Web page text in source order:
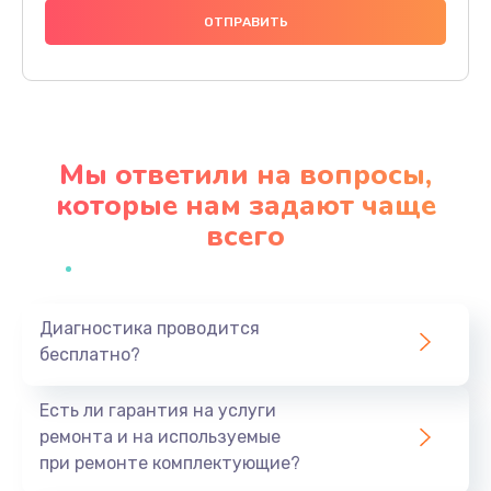
740 руб.
Заказать
Замена мультиконтроллера
Заказать
Мы ответили на вопросы,
которые нам задают чаще
всего
Диагностика проводится
бесплатно?
Есть ли гарантия на услуги
ремонта и на используемые
при ремонте комплектующие?